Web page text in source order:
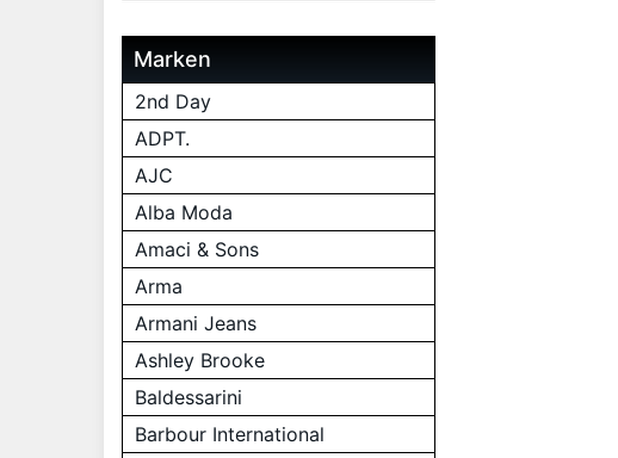
Marken
2nd Day
ADPT.
AJC
Alba Moda
Amaci & Sons
Arma
Armani Jeans
Ashley Brooke
Baldessarini
Barbour International